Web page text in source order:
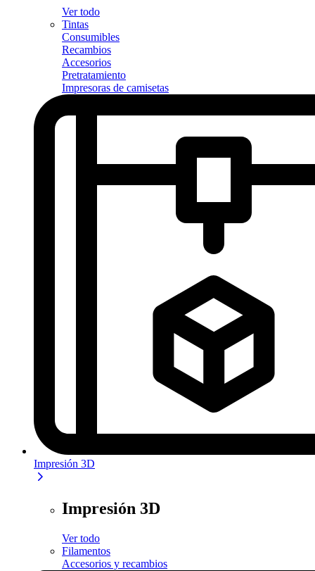
Ver todo
Tintas
Consumibles
Recambios
Accesorios
Pretratamiento
Impresoras de camisetas
Impresión 3D
Impresión 3D
Ver todo
Filamentos
Accesorios y recambios